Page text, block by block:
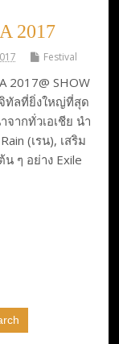
2017
Festival
2017@ SHOW
ทัลที่ยิ่งใหญ่ที่สุด
ากทั่วเอเชีย นำ
(เรน), เสริม
ๆ อย่าง Exile